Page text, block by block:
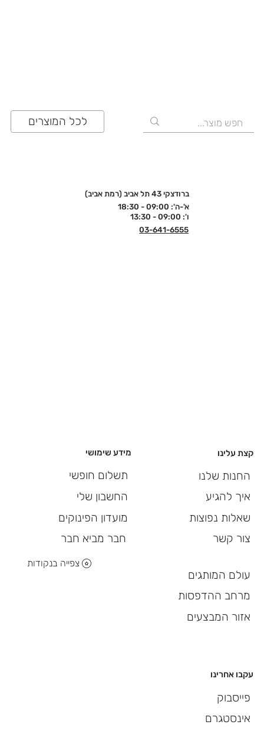
לכל המוצרים
ברודצקי 43 תל אביב (רמת אביב)
א'-ה': 09:00 - 18:30
ו': 09:00 - 13:30
03-641-6555
מידע שימושי
תשלום חופשי
החשבון שלי
מועדון הפינוקים
חבר מביא חבר
צפייה בנקודות
עקבו אחרינו
פייסבוק
אינסטגרם
קצת עלינו
החנות שלנו
איך להגיע
שאלות נפוצות
צור קשר
עולם המותגים
מרחב ההדפסות
אזור המבצעים